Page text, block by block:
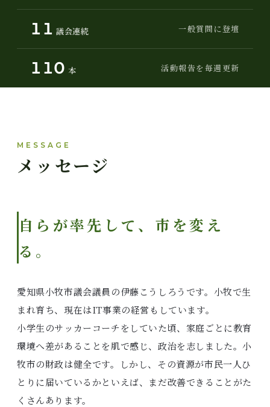
11 議会連続 一般質問に登壇
110 本 活動報告を毎週更新
MESSAGE
メッセージ
自らが率先して、市を変え
る。
愛知県小牧市議会議員の伊藤こうしろうです。小牧で生
まれ育ち、現在はIT事業の経営もしています。
小学生のサッカーコーチをしていた頃、家庭ごとに教育
環境へ差があることを肌で感じ、政治を志しました。小
牧市の財政は健全です。しかし、その資源が市民一人ひ
とりに届いているかといえば、まだ改善できることがた
くさんあります。